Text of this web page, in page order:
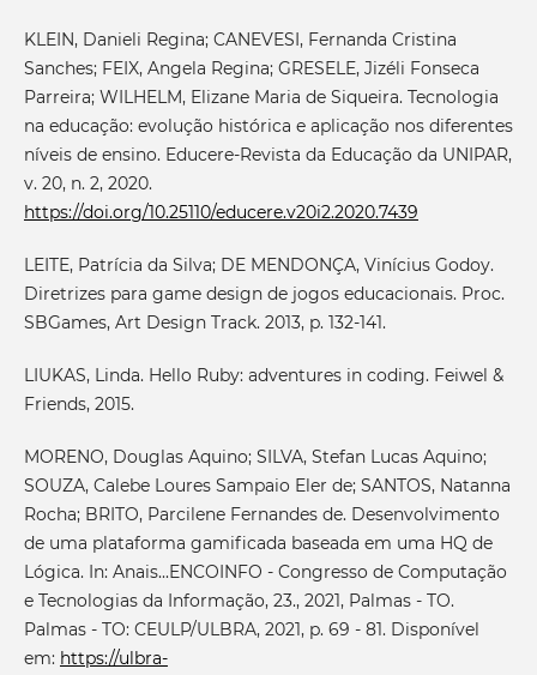
KLEIN, Danieli Regina; CANEVESI, Fernanda Cristina
Sanches; FEIX, Angela Regina; GRESELE, Jizéli Fonseca
Parreira; WILHELM, Elizane Maria de Siqueira. Tecnologia
na educação: evolução histórica e aplicação nos diferentes
níveis de ensino. Educere-Revista da Educação da UNIPAR,
v. 20, n. 2, 2020.
https://doi.org/10.25110/educere.v20i2.2020.7439
LEITE, Patrícia da Silva; DE MENDONÇA, Vinícius Godoy.
Diretrizes para game design de jogos educacionais. Proc.
SBGames, Art Design Track. 2013, p. 132-141.
LIUKAS, Linda. Hello Ruby: adventures in coding. Feiwel &
Friends, 2015.
MORENO, Douglas Aquino; SILVA, Stefan Lucas Aquino;
SOUZA, Calebe Loures Sampaio Eler de; SANTOS, Natanna
Rocha; BRITO, Parcilene Fernandes de. Desenvolvimento
de uma plataforma gamificada baseada em uma HQ de
Lógica. In: Anais...ENCOINFO - Congresso de Computação
e Tecnologias da Informação, 23., 2021, Palmas - TO.
Palmas - TO: CEULP/ULBRA, 2021, p. 69 - 81. Disponível
em: https://ulbra-